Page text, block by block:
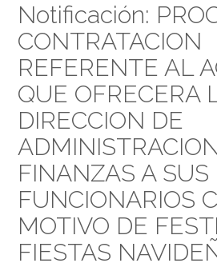
Notificación:
CONTRATACION
REFERENTE AL
QUE OFRECERA
DIRECCION DE
FINANZAS A SUS
FUNCIONARIOS
MOTIVO DE
FIESTAS